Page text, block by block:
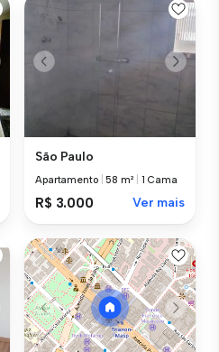
São Paulo
Apartamento |58 m² 1 Cama
R$ 3.000 Ver mais